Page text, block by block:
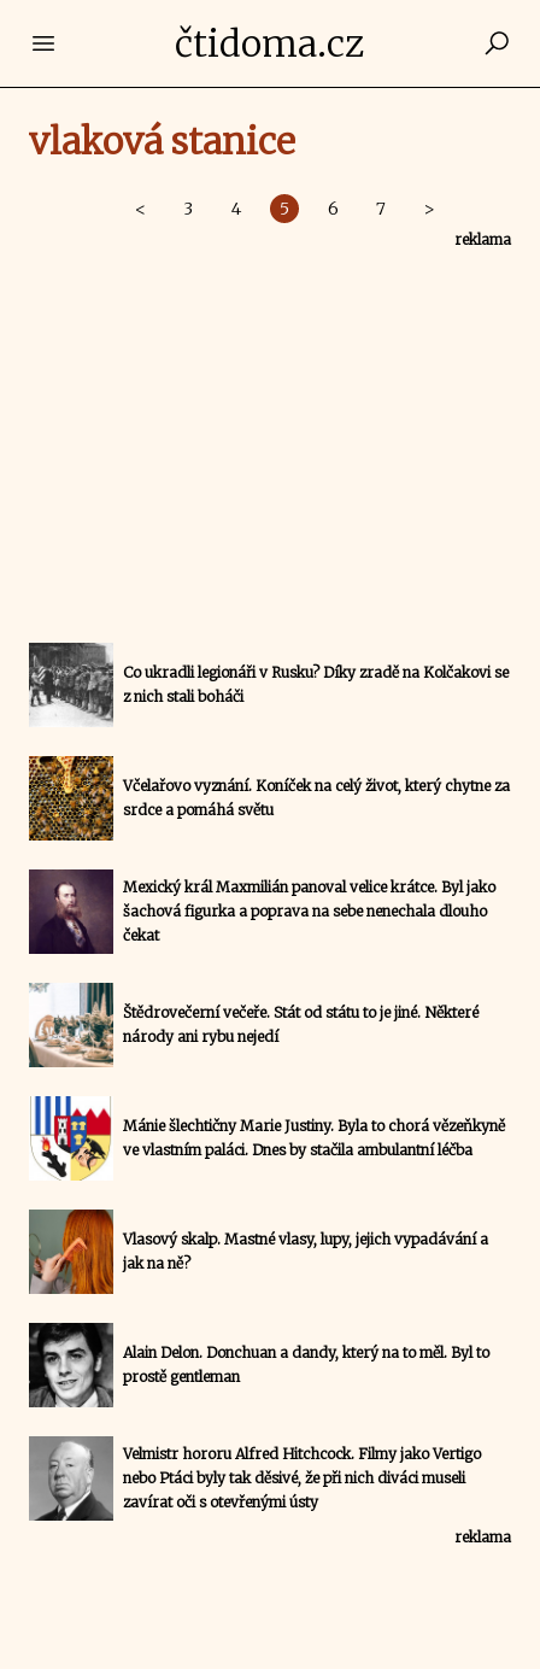
Open main menučtidoma.cz
vlaková stanice
< 3 4 5 6 7 >
reklama
Co ukradli legionáři v Rusku? Díky zradě na Kolčakovi se
z nich stali boháči
Včelařovo vyznání. Koníček na celý život, který chytne za
srdce a pomáhá světu
Mexický král Maxmilián panoval velice krátce. Byl jako
šachová figurka a poprava na sebe nenechala dlouho
čekat
Štědrovečerní večeře. Stát od státu to je jiné. Některé
národy ani rybu nejedí
Mánie šlechtičny Marie Justiny. Byla to chorá vězeňkyně
ve vlastním paláci. Dnes by stačila ambulantní léčba
Vlasový skalp. Mastné vlasy, lupy, jejich vypadávání a
jak na ně?
Alain Delon. Donchuan a dandy, který na to měl. Byl to
prostě gentleman
Velmistr hororu Alfred Hitchcock. Filmy jako Vertigo
nebo Ptáci byly tak děsivé, že při nich diváci museli
zavírat oči s otevřenými ústy
reklama